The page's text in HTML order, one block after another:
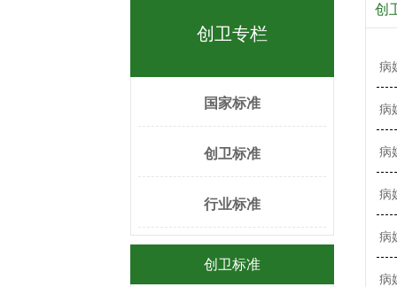
创卫专栏
国家标准
创卫标准
行业标准
创卫标准
创
病
病
病
病
病
病